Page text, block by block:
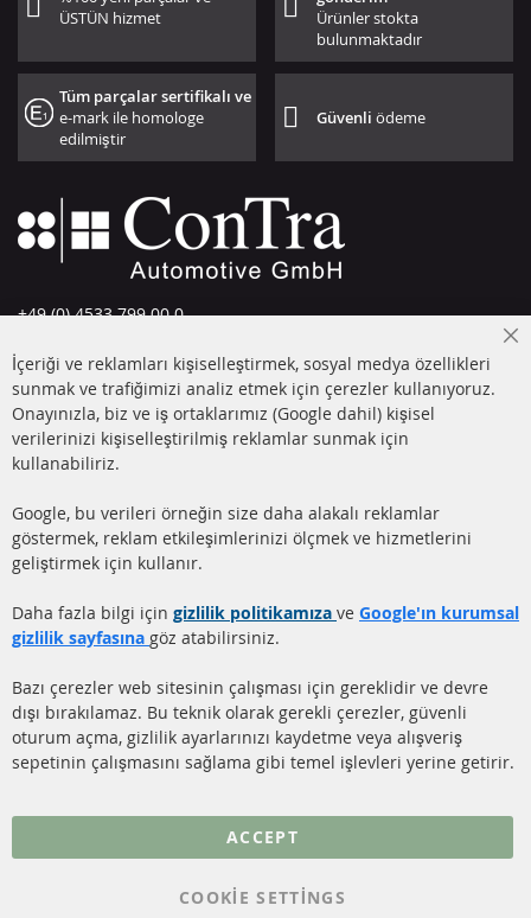
ÜSTÜN hizmet
Ürünler stokta
bulunmaktadır
Tüm parçalar sertifikalı ve
e-mark ile homologe
edilmiştir
Güvenliödeme
+49 (0) 4533 799 00 0
info@contra-automotive.de
facebook
instagram
HIZLI LİNKLER
(DPF)
DİZEL PARTİKÜL FİLTRESİ
KATALİZÖR (KAT)
SSS
MÜŞTERİ
Hakkımızda
Gönderim ücreti
Daha fazla link
Veri koruma
Genel Çalışma Koşulları
İçeriği ve reklamları kişiselleştirmek, sosyal medya özellikleri
sunmak ve trafiğimizi analiz etmek için çerezler kullanıyoruz.
Onayınızla, biz ve iş ortaklarımız (Google dahil) kişisel
verilerinizi kişiselleştirilmiş reklamlar sunmak için
kullanabiliriz.
Google, bu verileri örneğin size daha alakalı reklamlar
göstermek, reklam etkileşimlerinizi ölçmek ve hizmetlerini
geliştirmek için kullanır.
Daha fazla bilgi için gizlilik politikamıza ve Google'ın kurumsal
gizlilik sayfasına göz atabilirsiniz.
Bazı çerezler web sitesinin çalışması için gereklidir ve devre
dışı bırakılamaz. Bu teknik olarak gerekli çerezler, güvenli
oturum açma, gizlilik ayarlarınızı kaydetme veya alışveriş
sepetinin çalışmasını sağlama gibi temel işlevleri yerine getirir.
ACCEPT
COOKIE SETTINGS